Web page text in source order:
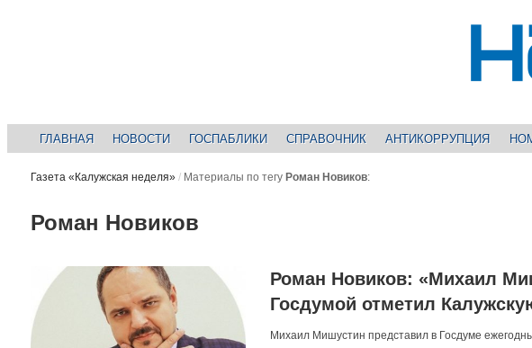
ГЛАВНАЯ НОВОСТИ ГОСПАБЛИКИ СПРАВОЧНИК АНТИКОРРУПЦИЯ
Газета «Калужская неделя» / Материалы по тегу Роман Новиков:
Роман Новиков
Роман Новиков: «Михаил
Госдумой отметил
Михаил Мишустин представил в Госдуме